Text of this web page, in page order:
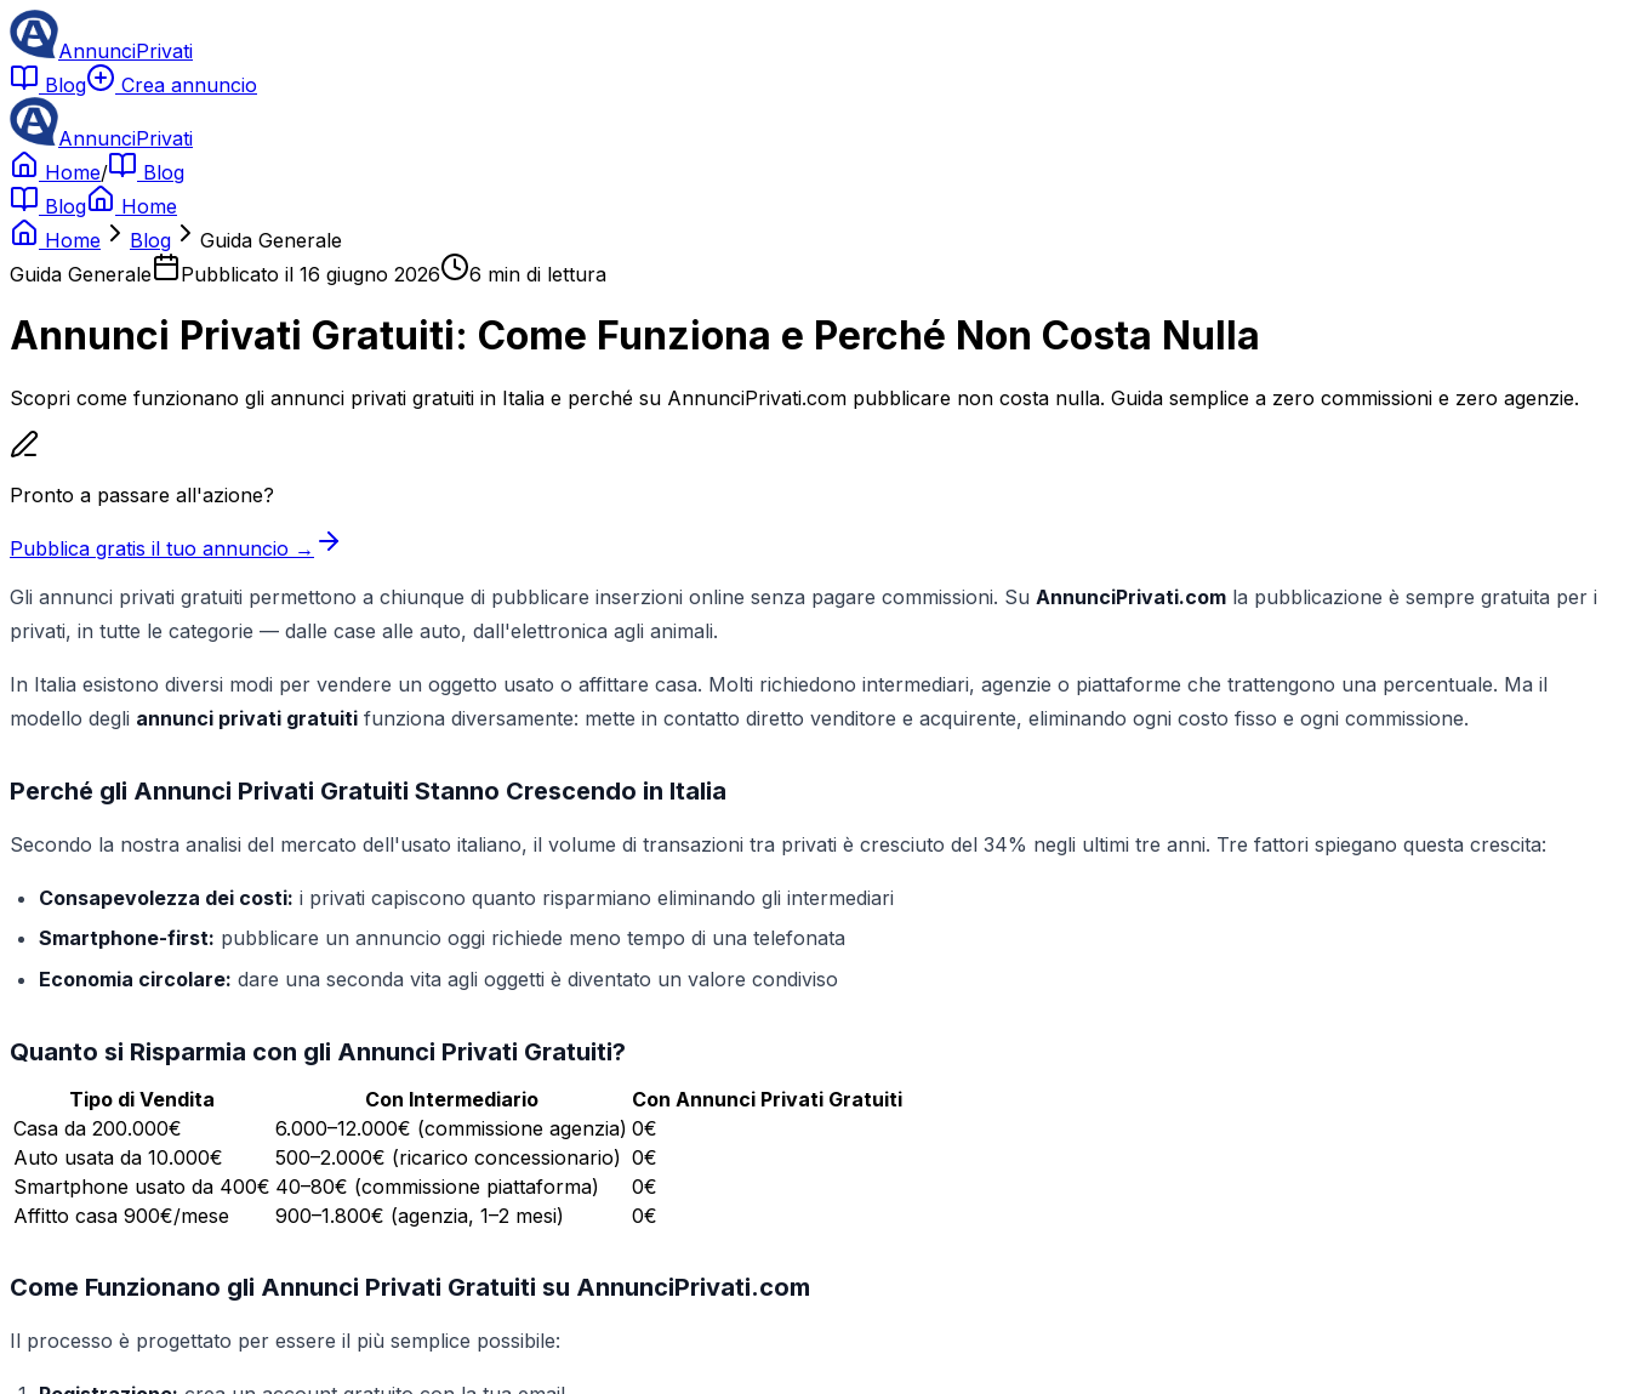
AnnunciPrivati
Blog
Crea annuncio
AnnunciPrivati
Home/
Blog
Blog
Home
Home
Blog
Guida Generale
Guida Generale
Pubblicato il 16 giugno 2026 6 min di lettura
Annunci Privati Gratuiti: Come Funziona e Perché Non Costa Nulla
Scopri come funzionano gli annunci privati gratuiti in Italia e perché su AnnunciPrivati.com pubblicare non costa nulla. Guida semplice a zero commissioni e zero agenzie.
Pronto a passare all'azione?
Pubblica gratis il tuo annuncio →
Gli annunci privati gratuiti permettono a chiunque di pubblicare inserzioni online senza pagare commissioni. Su AnnunciPrivati.com la pubblicazione è sempre gratuita per i
privati, in tutte le categorie — dalle case alle auto, dall'elettronica agli animali.
In Italia esistono diversi modi per vendere un oggetto usato o affittare casa. Molti richiedono intermediari, agenzie o piattaforme che trattengono una percentuale. Ma il
modello degli annunci privati gratuiti funziona diversamente: mette in contatto diretto venditore e acquirente, eliminando ogni costo fisso e ogni commissione.
Perché gli Annunci Privati Gratuiti Stanno Crescendo in Italia
Secondo la nostra analisi del mercato dell'usato italiano, il volume di transazioni tra privati è cresciuto del 34% negli ultimi tre anni. Tre fattori spiegano questa crescita:
Consapevolezza dei costi: i privati capiscono quanto risparmiano eliminando gli intermediari
Smartphone-first: pubblicare un annuncio oggi richiede meno tempo di una telefonata
Economia circolare: dare una seconda vita agli oggetti è diventato un valore condiviso
Quanto si Risparmia con gli Annunci Privati Gratuiti?
Tipo di Vendita Con Intermediario
Con Annunci Privati Gratuiti
Casa da 200.000€
6.000–12.000€ (commissione agenzia) 0€
Auto usata da 10.000€
500–2.000€ (ricarico concessionario) 0€
Smartphone usato da 400€ 40–80€ (commissione piattaforma)
0€
Affitto casa 900€/mese
900–1.800€ (agenzia, 1–2 mesi) 0€
Come Funzionano gli Annunci Privati Gratuiti su AnnunciPrivati.com
Il processo è progettato per essere il più semplice possibile: